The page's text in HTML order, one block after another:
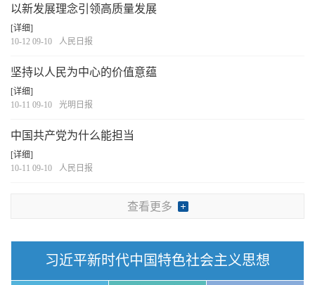
以新发展理念引领高质量发展
[详细]
10-12 09-10
人民日报
坚持以人民为中心的价值意蕴
[详细]
10-11 09-10
光明日报
中国共产党为什么能担当
[详细]
10-11 09-10
人民日报
查看更多
习近平新时代中国特色社会主义思想